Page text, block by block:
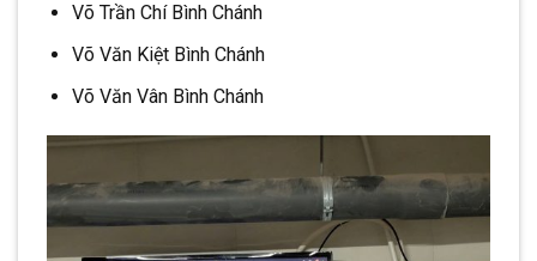
Võ Trần Chí Bình Chánh
Võ Văn Kiệt Bình Chánh
Võ Văn Vân Bình Chánh